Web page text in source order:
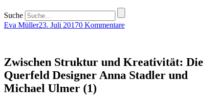
Suche
Eva Müller23. Juli 20170 Kommentare
Zwischen Struktur und Kreativität: Die
Querfeld Designer Anna Stadler und
Michael Ulmer (1)